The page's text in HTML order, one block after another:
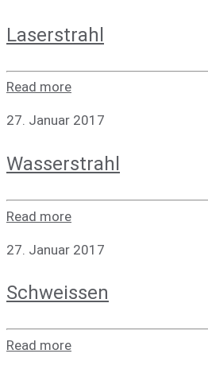
Laser­strahl
Read more
27. Januar 2017
Was­ser­strahl
Read more
27. Januar 2017
Schweis­sen
Read more